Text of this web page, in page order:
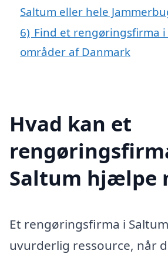
Saltum eller hele
6) Find et rengøringsfirma
områder af Danmark
Hvad kan et
Saltum hjælpe
Et rengøringsfirma i
uvurderlig ressource, når